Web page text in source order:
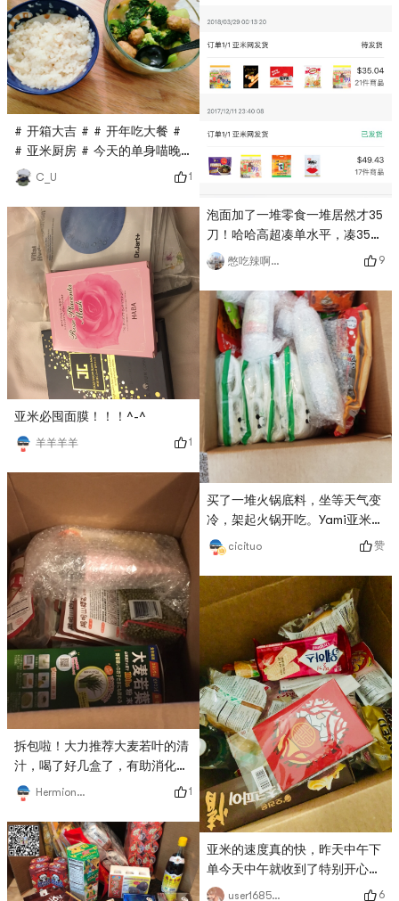
食到购物车里😂
# 开箱大吉 # # 开年吃大餐 #
# 亚米厨房 # 今天的单身喵晚
餐 亚米上买的魔芋米饭 颗粒比
较大 需要手动分离颗粒 还有亚
米上买的3min即食咖喱包 加了
一堆蔬菜 完美！hhhhhhh图二
是应景的水果们～
C_U 1
亚米必囤面膜！！！^-^
羊羊羊羊 1
拆包啦！大力推荐大麦若叶的清
汁，喝了好几盒了，有助消化
的。这次还买了一堆面膜今晚就
准备用！再次表扬一下亚米的包
装真的很仔细哦。
HermioneLi 1
泡面加了一堆零食一堆居然才35
刀！哈哈高超凑单水平，凑35纯
粹是给亚米打call，夏天真是胖
的要没法见人了…
憋吃辣啊二货 9
买了一堆火锅底料，坐等天气变
冷，架起火锅开吃。Yami亚米每
次打包玻璃瓶装的东西都包得超
级严实，非常好!👍👍👍
cicituo 赞
亚米的速度真的快，昨天中午下
单今天中午就收到了特别开心，
趁着活动给自己买了一箱吃的，
user1685849518 6